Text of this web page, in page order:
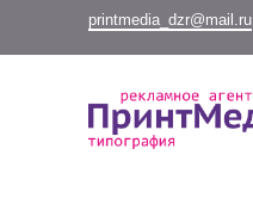
printmedia_dzr@mail.ru